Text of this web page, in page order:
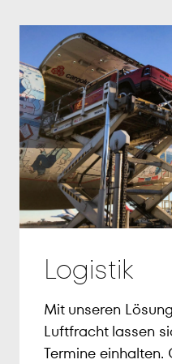
Logistik
Mit unseren
Luftfracht lassen
Termine einhalten.